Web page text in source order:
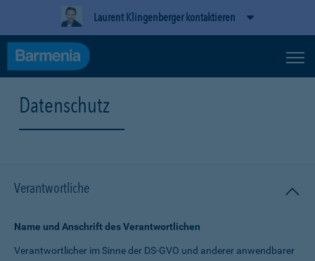
Laurent Klingenberger kontaktieren
Datenschutz
Verantwortliche
Name und Anschrift des Verantwortlichen
Verantwortlicher im Sinne der DS-GVO und anderer anwendbarer